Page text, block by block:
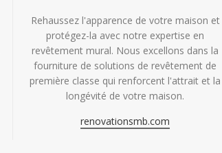
Rehaussez l'apparence de votre maison et
protégez-la avec notre expertise en
revêtement mural. Nous excellons dans la
fourniture de solutions de revêtement de
première classe qui renforcent l'attrait et la
longévité de votre maison.
renovationsmb.com